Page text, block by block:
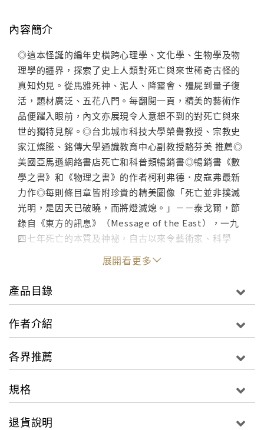
內容簡介
◎這本怪誕的編年史橫跨心理學、文化學、生物學及物
理學的疆界，探索了史上人類對死亡與來世稀奇古怪的
真知灼見。從馬雅死神、泥人、降靈會、殭屍到量子復
活，題材廣泛、五花八門。每翻閱一頁，精美的藝術作
品便躍入眼前，內文亦展現令人意想不到的對死亡與來
世的獨特見解。◎台北城市科技大學榮譽教授、宗教史
家江燦騰、銘傳大學通識教育中心副教授駱芬美 推薦◎
美國亞馬遜網絡書店死亡和科普類暢銷書◎暢銷書《數
學之書》和《物理之書》的作者柯利弗德．皮寇弗最新
力作◎每則條目章皆附珍貴的精美圖像「死亡並非撲滅
光明，是因天已破曉，而將燈滅熄。」－－泰戈爾，節
錄自《東方的訊息》（Message of the East），一九
四七年死亡的本質及神祕，自古以來令藝術家、科學
家、哲學家、醫師、神學家醉心不已。歷代偉大的藝
術、建築、文學作品層出不窮，其中與死亡相關的符號
和傳說無所不在，催生了我們的喪葬習俗，影響了我們
對身後事的安排。人類對死亡與來世的熱衷，也反映在
的怪物等令人毛骨悚然的超自然題材時而可見。不少題
然關係緊密，認為身旁圍繞著肉眼看不見的靈體。我們
乾坤、實現夢想。或許幾經大腦演化、文明發展至今，
我們為了凝聚社群向心力，在親人和自己臨終時從容面
對，才會如此輕易相信靈魂、幽靈及來世。我們對死亡
展開看更多
產品目錄
作者介紹
各界推薦
規格
退貨說明